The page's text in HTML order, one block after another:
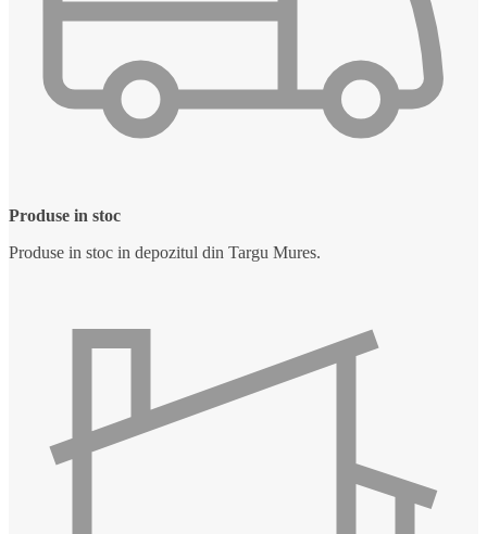
Produse in stoc
Produse in stoc in depozitul din Targu Mures.